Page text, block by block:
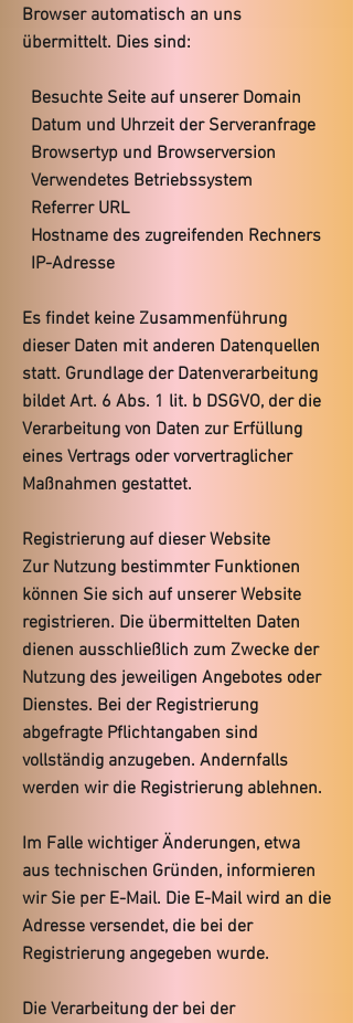
Browser automatisch an uns
übermittelt. Dies sind:
Besuchte Seite auf unserer Domain
Datum und Uhrzeit der Serveranfrage
Browsertyp und Browserversion
Verwendetes Betriebssystem
Referrer URL
Hostname des zugreifenden Rechners
IP-Adresse
Es findet keine Zusammenführung
dieser Daten mit anderen Datenquellen
statt. Grundlage der Datenverarbeitung
bildet Art. 6 Abs. 1 lit. b DSGVO, der die
Verarbeitung von Daten zur Erfüllung
eines Vertrags oder vorvertraglicher
Maßnahmen gestattet.
Registrierung auf dieser Website
Zur Nutzung bestimmter Funktionen
können Sie sich auf unserer Website
registrieren. Die übermittelten Daten
dienen ausschließlich zum Zwecke der
Nutzung des jeweiligen Angebotes oder
Dienstes. Bei der Registrierung
abgefragte Pflichtangaben sind
vollständig anzugeben. Andernfalls
werden wir die Registrierung ablehnen.
Im Falle wichtiger Änderungen, etwa
aus technischen Gründen, informieren
wir Sie per E-Mail. Die E-Mail wird an die
Adresse versendet, die bei der
Registrierung angegeben wurde.
Die Verarbeitung der bei der